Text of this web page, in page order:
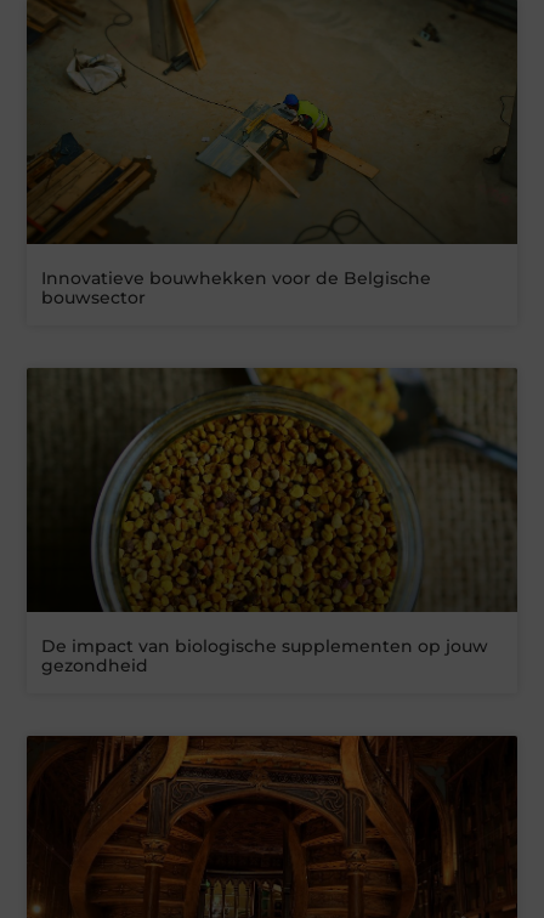
Innovatieve bouwhekken voor de Belgische
bouwsector
De impact van biologische supplementen op jouw
gezondheid